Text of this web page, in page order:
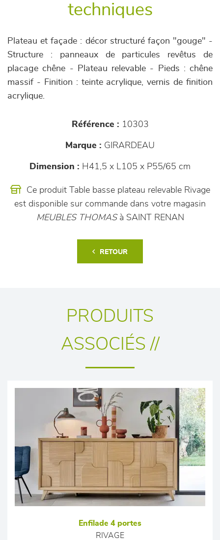
techniques
Plateau et façade : décor structuré façon "gouge" -
Structure : panneaux de particules revêtus de
placage chêne - Plateau relevable - Pieds : chêne
massif - Finition : teinte acrylique, vernis de finition
acrylique.
Référence : 10303
Marque : GIRARDEAU
Dimension : H41,5 x L105 x P55/65 cm
Ce produit Table basse plateau relevable Rivage
est disponible sur commande dans votre magasin
MEUBLES THOMAS à SAINT RENAN
RETOUR
PRODUITS
ASSOCIÉS //
Enfilade 4 portes
RIVAGE